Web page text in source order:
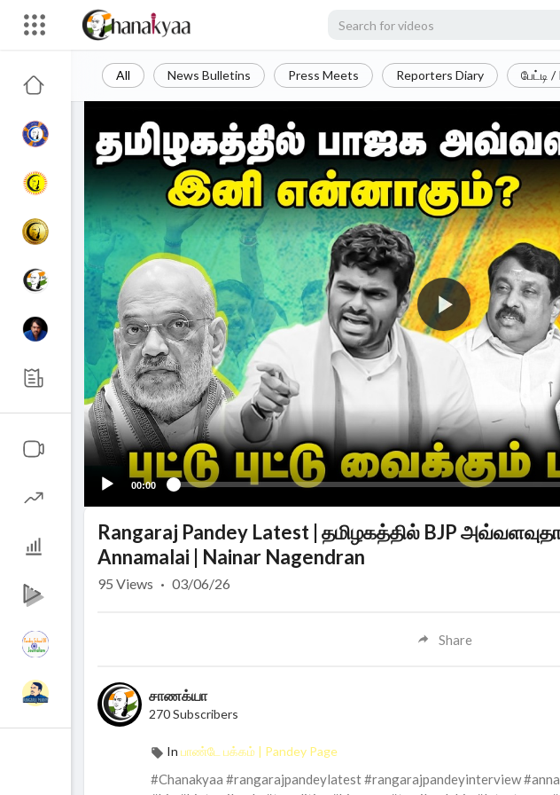
All News Bulletins Press Meets Reporters Diary பேட்டி
00:00
Rangaraj Pandey Latest | தமிழகத்தில் BJP
Annamalai | Nainar Nagendran
95 Views · 03/06/26
Share
சாணக்யா
270 Subscribers
In பாண்டே பக்கம் | Pandey Page
#Chanakyaa #rangarajpandeylatest #rangarajpandeyinterview